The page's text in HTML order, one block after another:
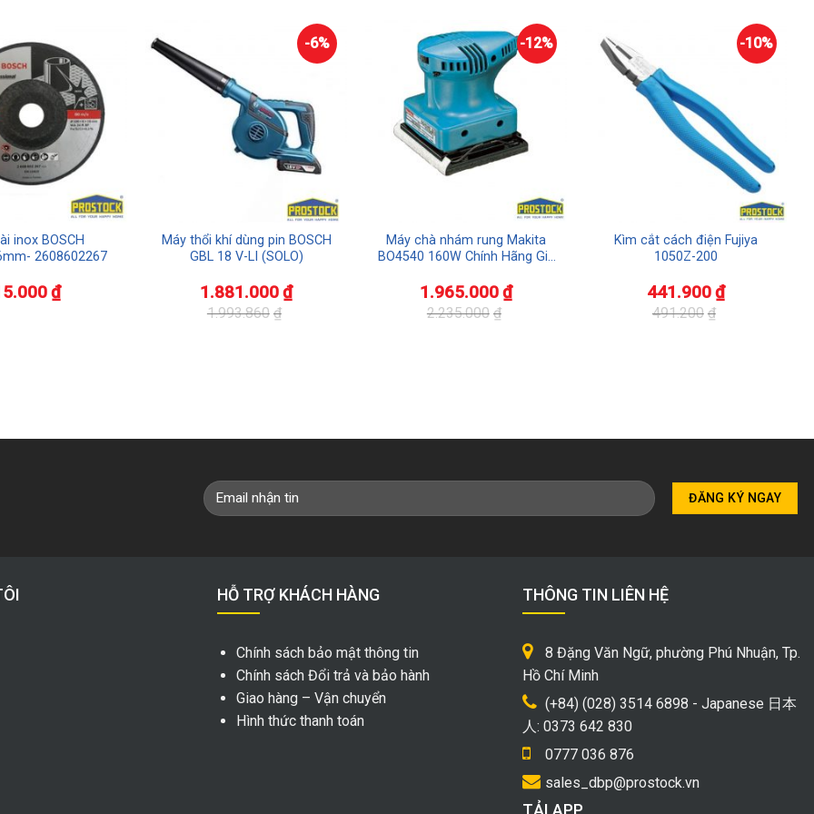
inox BOSCH
2608602267
₫
-6%
Máy thổi khí dùng pin BOSCH
GBL 18 V-LI (SOLO)
1.993.860 ₫
1.881.000₫
-12%
Máy chà nhám rung Makita
BO4540 160W Chính Hãng Giá
2.235.000 ₫
1.965.000₫
-10%
Kìm cắt cách điện Fujiya
1050Z-200
491.200 ₫
441.900₫
HỖ TRỢ KHÁCH HÀNG
Chính sách bảo mật thông tin
Chính sách Đổi trả và bảo hành
Giao hàng – Vận chuyển
Hình thức thanh toán
THÔNG TIN LIÊN HỆ
8 Đặng Văn Ngữ, phường Phú Nhuận, Tp.
Hồ Chí Minh
(+84) (028) 3514 6898 - Japanese 日本
人: 0373 642 830
0777 036 876
sales_dbp@prostock.vn
TẢI APP